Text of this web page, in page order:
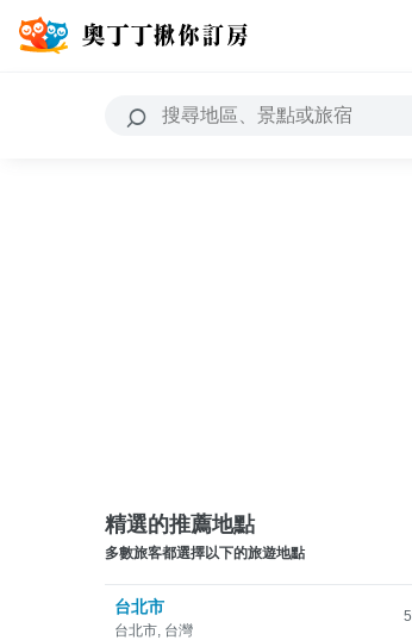
精選的推薦地點
多數旅客都選擇以下的旅遊地點
台北市
台北市, 台灣